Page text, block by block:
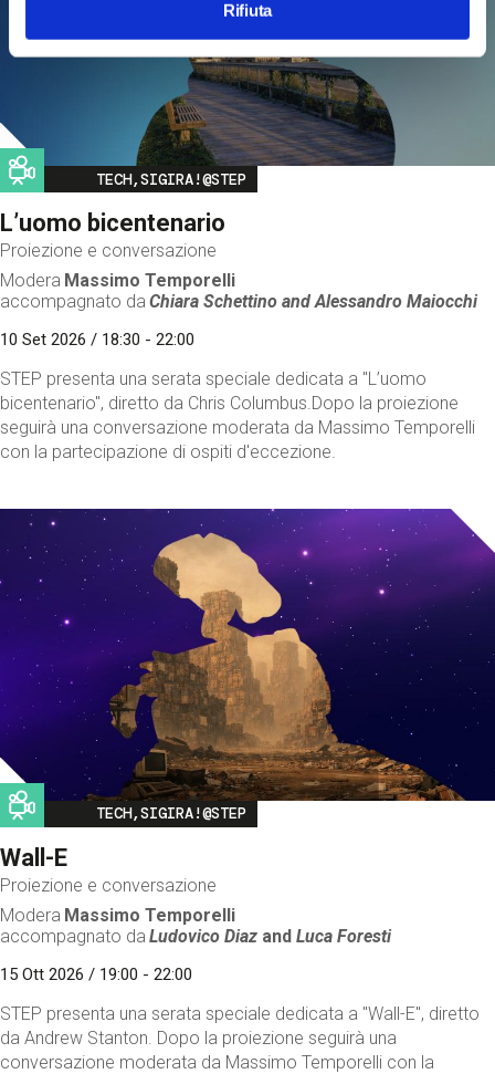
Rifiuta
Image
TECH,SIGIRA!@STEP
L’uomo bicentenario
Proiezione e conversazione
Modera Massimo Temporelli
accompagnato da Chiara Schettino andAlessandro Maiocchi
10 Set 2026 / 18:30 - 22:00
STEP presenta una serata speciale dedicata a "L’uomo
bicentenario", diretto da Chris Columbus.Dopo la proiezione
seguirà una conversazione moderata da Massimo Temporelli
con la partecipazione di ospiti d'eccezione.
Image
TECH,SIGIRA!@STEP
Wall-E
Proiezione e conversazione
Modera Massimo Temporelli
accompagnato da Ludovico Diaz andLuca Foresti
15 Ott 2026 / 19:00 - 22:00
STEP presenta una serata speciale dedicata a "Wall-E", diretto
da Andrew Stanton. Dopo la proiezione seguirà una
conversazione moderata da Massimo Temporelli con la